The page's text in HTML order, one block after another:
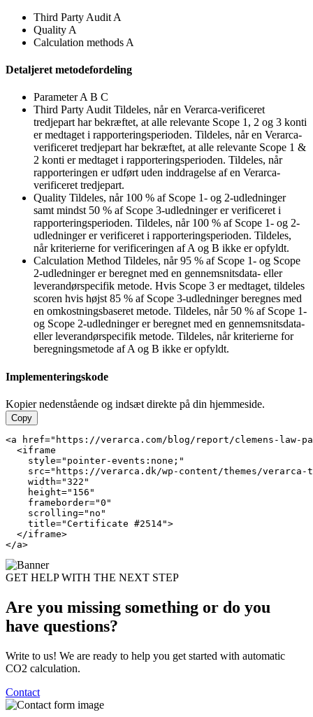
Third Party Audit A
Quality A
Calculation methods A
Detaljeret metodefordeling
Parameter A B C
Third Party Audit Tildeles, når en Verarca-verificeret
tredjepart har bekræftet, at alle relevante Scope 1, 2 og 3 konti
er medtaget i rapporteringsperioden. Tildeles, når en Verarca-
verificeret tredjepart har bekræftet, at alle relevante Scope 1 &
2 konti er medtaget i rapporteringsperioden. Tildeles, når
rapporteringen er udført uden inddragelse af en Verarca-
verificeret tredjepart.
Quality Tildeles, når 100 % af Scope 1- og 2-udledninger
samt mindst 50 % af Scope 3-udledninger er verificeret i
rapporteringsperioden. Tildeles, når 100 % af Scope 1- og 2-
udledninger er verificeret i rapporteringsperioden. Tildeles,
når kriterierne for verificeringen af A og B ikke er opfyldt.
Calculation Method Tildeles, når 95 % af Scope 1- og Scope
2-udledninger er beregnet med en gennemsnitsdata- eller
leverandørspecifik metode. Hvis Scope 3 er medtaget, tildeles
scoren hvis højst 85 % af Scope 3-udledninger beregnes med
en omkostningsbaseret metode. Tildeles, når 50 % af Scope 1-
og Scope 2-udledninger er beregnet med en gennemsnitsdata-
eller leverandørspecifik metode. Tildeles, når kriterierne for
beregningsmetode af A og B ikke er opfyldt.
Implementeringskode
Kopier nedenstående og indsæt direkte på din hjemmeside.
Copy
<a href="https://verarca.com/blog/report/clemens-
  <iframe
    style="pointer-events:none;"
src="https://verarca.dk/wp-content/themes/verarca-
    width="322"
    height="156"
    frameborder="0"
    scrolling="no"
    title="Certificate #2514">
  </iframe>
</a>
GET HELP WITH THE NEXT STEP
Are you missing something or do you
have questions?
Write to us! We are ready to help you get started with automatic
CO2 calculation.
Contact